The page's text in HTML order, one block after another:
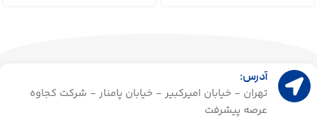
آدرس:
تهران - خیابان امیرکبیر - خیابان پامنار - شرکت کجاوه
عرصه پیشرفت